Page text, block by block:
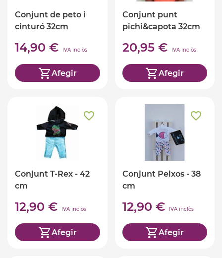
Conjunt de peto i
cinturó 32cm
14,90 € IVA inclòs
Afegir
Conjunt punt
pichi&capota 32cm
20,95 € IVA inclòs
Afegir
Conjunt T-Rex - 42
cm
12,90 € IVA inclòs
Afegir
Conjunt Peixos - 38
cm
12,90 € IVA inclòs
Afegir